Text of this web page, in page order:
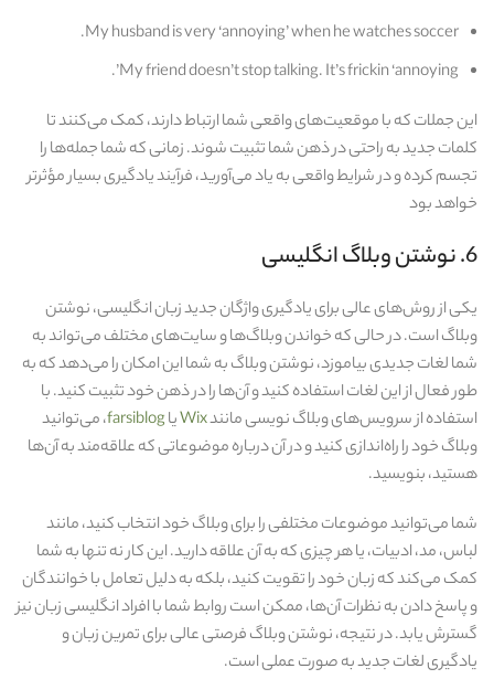
My husband is very ‘annoying’ when he watches soccer.
My friend doesn’t stop talking. It’s frickin ‘annoying’.
این جملات که با موقعیت‌های واقعی شما ارتباط دارند، کمک می‌کنند تا
کلمات جدید به راحتی در ذهن شما تثبیت شوند. زمانی که شما جمله‌ها را
تجسم کرده و در شرایط واقعی به یاد می‌آورید، فرآیند یادگیری بسیار مؤثرتر
خواهد بود
6. نوشتن وبلاگ انگلیسی
یکی از روش‌های عالی برای یادگیری واژگان جدید زبان انگلیسی، نوشتن
وبلاگ است. در حالی که خواندن وبلاگ‌ها و سایت‌های مختلف می‌تواند به
شما لغات جدیدی بیاموزد، نوشتن وبلاگ به شما این امکان را می‌دهد که به
طور فعال از این لغات استفاده کنید و آن‌ها را در ذهن خود تثبیت کنید. با
استفاده از سرویس‌های وبلاگ‌ نویسی مانندWixیاfarsiblog، می‌توانید
وبلاگ خود را راه‌اندازی کنید و در آن درباره موضوعاتی که علاقه‌مند به آن‌ها
هستید، بنویسید.
شما می‌توانید موضوعات مختلفی را برای وبلاگ خود انتخاب کنید، مانند
لباس، مد، ادبیات، یا هر چیزی که به آن علاقه دارید. این کار نه تنها به شما
کمک می‌کند که زبان خود را تقویت کنید، بلکه به دلیل تعامل با خوانندگان
و پاسخ دادن به نظرات آن‌ها، ممکن است روابط شما با افراد انگلیسی‌ زبان نیز
گسترش یابد. در نتیجه، نوشتن وبلاگ فرصتی عالی برای تمرین زبان و
یادگیری لغات جدید به صورت عملی است.